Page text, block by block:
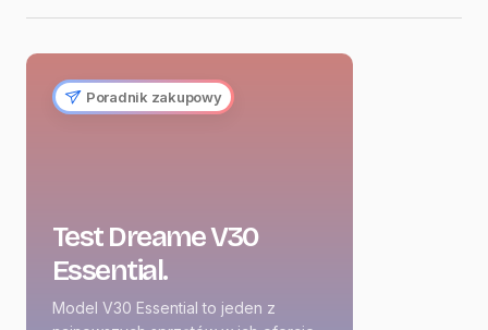
Poradnik zakupowy
Test Dreame V30
Essential.
Model V30 Essential to jeden z